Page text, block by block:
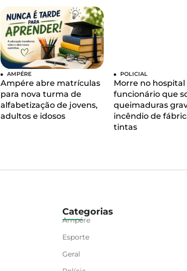
AMPÉRE
Ampére abre matrículas
para nova turma de
alfabetização de jovens,
adultos e idosos
POLICIAL
Morre no hospital
funcionário que
queimaduras
incêndio de
tintas
Categorias
Ampére
Esporte
Geral